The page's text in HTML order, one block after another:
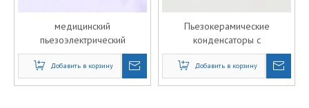
медицинский
пьезоэлектрический
керамический датчик
вибрации
Добавить в корзину
Пьезокерамические
конденсаторы с
керамическим чипом и
эффектом кольца
преобразователя для
Добавить в корзину